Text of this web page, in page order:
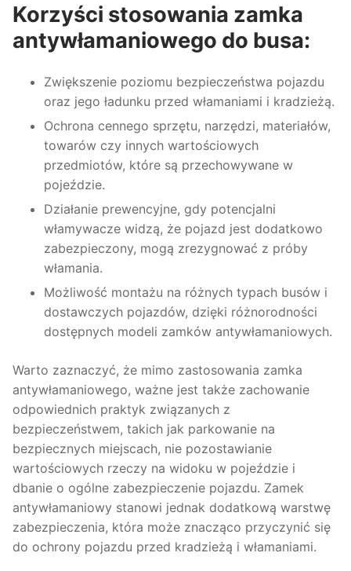
Korzyści stosowania zamka
antywłamaniowego do busa:
Zwiększenie poziomu bezpieczeństwa pojazdu
oraz jego ładunku przed włamaniami i kradzieżą.
Ochrona cennego sprzętu, narzędzi, materiałów,
towarów czy innych wartościowych
przedmiotów, które są przechowywane w
pojeździe.
Działanie prewencyjne, gdy potencjalni
włamywacze widzą, że pojazd jest dodatkowo
zabezpieczony, mogą zrezygnować z próby
włamania.
Możliwość montażu na różnych typach busów i
dostawczych pojazdów, dzięki różnorodności
dostępnych modeli zamków antywłamaniowych.
Warto zaznaczyć, że mimo zastosowania zamka
antywłamaniowego, ważne jest także zachowanie
odpowiednich praktyk związanych z
bezpieczeństwem, takich jak parkowanie na
bezpiecznych miejscach, nie pozostawianie
wartościowych rzeczy na widoku w pojeździe i
dbanie o ogólne zabezpieczenie pojazdu. Zamek
antywłamaniowy stanowi jednak dodatkową warstwę
zabezpieczenia, która może znacząco przyczynić się
do ochrony pojazdu przed kradzieżą i włamaniami.